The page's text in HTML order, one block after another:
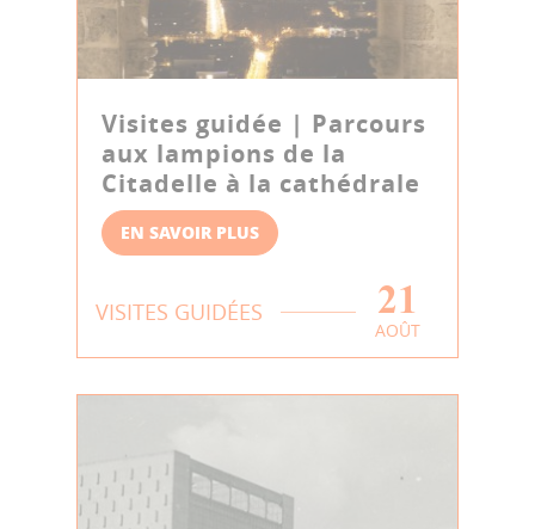
Visites guidée | Parcours
aux lampions de la
Citadelle à la cathédrale
EN SAVOIR PLUS
VISITES GUIDÉES 21
AOÛT